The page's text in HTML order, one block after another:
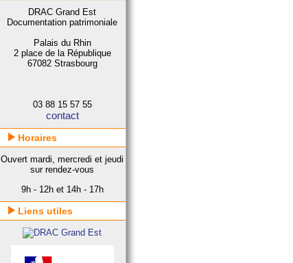
DRAC Grand Est
Documentation patrimoniale
Palais du Rhin
2 place de la République
67082 Strasbourg
03 88 15 57 55
contact
Horaires
Ouvert mardi, mercredi et jeudi
sur rendez-vous
9h - 12h et 14h - 17h
Liens utiles